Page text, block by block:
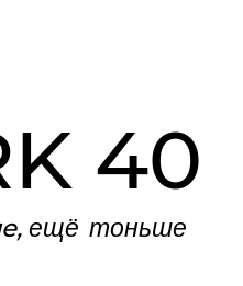
40
ещё тоньше